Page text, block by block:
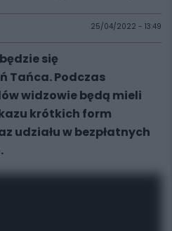
25/04/2022 - 13:49
się
Tańca. Podczas
widzowie będą mieli
krótkich form
udziału w bezpłatnych